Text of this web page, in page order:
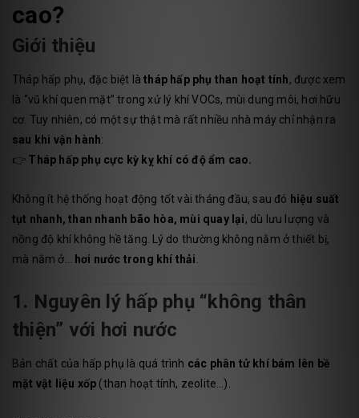
cao?
Giới thiệu
Tháp hấp phụ, đặc biệt làtháp hấp phụ than hoạt tính, được xem
là “vũ khí quen mặt” trong xử lý khí VOCs, mùi dung môi, hơi hữu
cơ. Tuy nhiên, có một sự thật mà rất nhiều nhà máy chỉ nhận ra
sau khi vận hành:
👉 Tháp hấp phụ cực kỳ kỵ khí có độ ẩm cao.
Không ít hệ thống hoạt động tốt vài tháng đầu, sau đó hiệu suất
tụt nhanh, than nhanh bão hòa, mùi quay lại, dù lưu lượng và
nồng độ khí không hề tăng. Lý do thường không nằm ở thiết bị,
mà nằm ở… hơi nước trong khí thải.
1. Nguyên lý hấp phụ “không thân
thiện” với hơi nước
Bản chất của hấp phụ là quá trình các phân tử khí bám lên bề
mặt vật liệu xốp (than hoạt tính, zeolite…).